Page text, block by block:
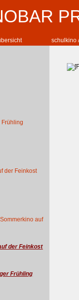
schulkino
Frühling
der Feinkost
auf
der Feinkost
Frühling